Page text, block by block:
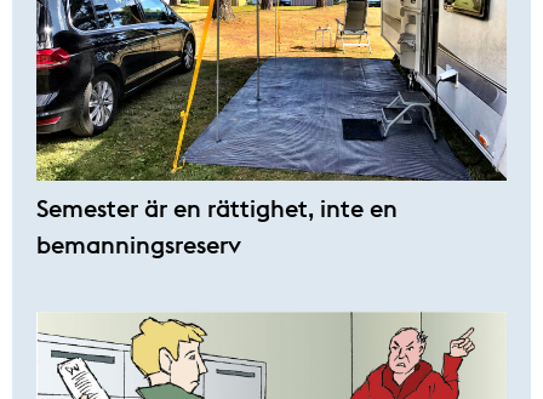
Semester är en rättighet, inte en
bemanningsreserv